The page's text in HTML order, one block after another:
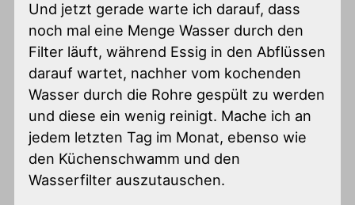
Und jetzt gerade warte ich darauf, dass
noch mal eine Menge Wasser durch den
Filter läuft, während Essig in den Abflüssen
darauf wartet, nachher vom kochenden
Wasser durch die Rohre gespült zu werden
und diese ein wenig reinigt. Mache ich an
jedem letzten Tag im Monat, ebenso wie
den Küchenschwamm und den
Wasserfilter auszutauschen.